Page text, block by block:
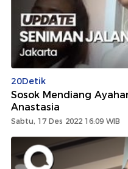
20Detik
Sosok Mendiang
Anastasia
Sabtu, 17 Des 2022 16:09 WIB